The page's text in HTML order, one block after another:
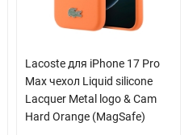
Lacoste для iPhone 17 Pro
Max чехол Liquid silicone
Lacquer Metal logo & Cam
Hard Orange (MagSafe)